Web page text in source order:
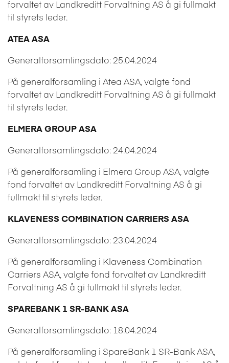
forvaltet av Landkreditt Forvaltning AS å gi fullmakt
til styrets leder.
ATEA ASA
Generalforsamlingsdato: 25.04.2024
På generalforsamling i Atea ASA, valgte fond
forvaltet av Landkreditt Forvaltning AS å gi fullmakt
til styrets leder.
ELMERA GROUP ASA
Generalforsamlingsdato: 24.04.2024
På generalforsamling i Elmera Group ASA, valgte
fond forvaltet av Landkreditt Forvaltning AS å gi
fullmakt til styrets leder.
KLAVENESS COMBINATION CARRIERS ASA
Generalforsamlingsdato: 23.04.2024
På generalforsamling i Klaveness Combination
Carriers ASA, valgte fond forvaltet av Landkreditt
Forvaltning AS å gi fullmakt til styrets leder.
SPAREBANK 1 SR-BANK ASA
Generalforsamlingsdato: 18.04.2024
På generalforsamling i SpareBank 1 SR-Bank ASA,